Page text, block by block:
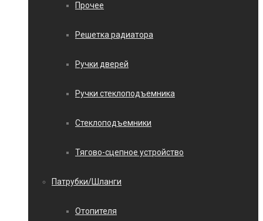
Прочее
Решетка радиатора
Ручки дверей
Ручки стеклоподъемника
Стеклоподъемники
Тягово-сцепное устройство
Патрубки/Шланги
Отопителя